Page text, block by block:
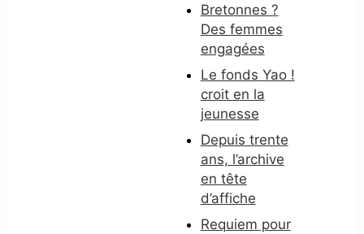
Bretonnes ?
Des femmes
engagées
Le fonds Yao !
croit en la
jeunesse
Depuis trente
ans, l’archive
en tête
d’affiche
Requiem pour